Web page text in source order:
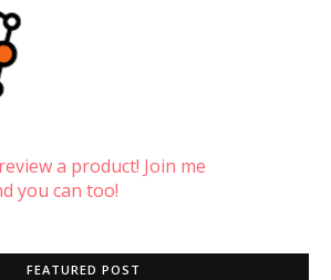
a product! Join me
you can too!
FEATURED POST